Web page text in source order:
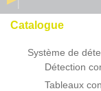
Catalogue
Système de
Détection
Tableaux